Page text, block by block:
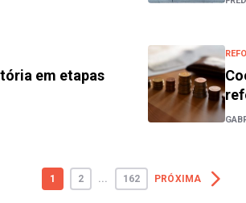
em etapas
1 2 ... 162 PRÓXIMA